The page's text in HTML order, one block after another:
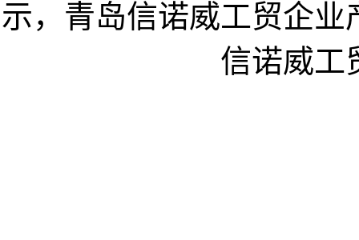
示，青岛信诺威工贸企
信诺威工